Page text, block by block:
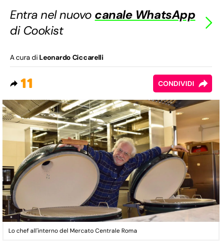
Entra nel nuovo canale WhatsApp
di Cookist
A cura di Leonardo Ciccarelli
11 CONDIVIDI
Lo chef all'interno del Mercato Centrale Roma